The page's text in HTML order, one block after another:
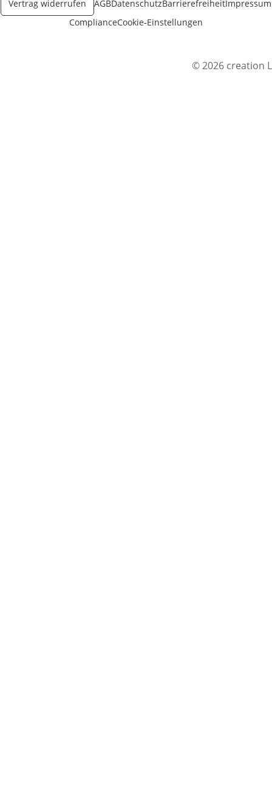
Vertrag widerrufen AGBDatenschutzBarrierefreiheitImpressum
ComplianceCookie-Einstellungen
© 2026 creation L